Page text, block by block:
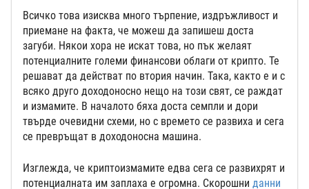
Всичко това изисква много търпение, издръжливост и
приемане на факта, че можеш да запишеш доста
загуби. Някои хора не искат това, но пък желаят
потенциалните големи финансови облаги от крипто. Те
решават да действат по втория начин. Така, както е и с
всяко друго доходоносно нещо на този свят, се раждат
и измамите. В началото бяха доста семпли и дори
твърде очевидни схеми, но с времето се развиха и сега
се превръщат в доходоносна машина.
Изглежда, че криптоизмамите едва сега се развихрят и
потенциалната им заплаха е огромна. Скорошни данни